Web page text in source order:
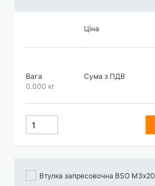
Ціна
Вага
0.000 кг
Сума з ПДВ
Втулка запресовочна BSO М3х20